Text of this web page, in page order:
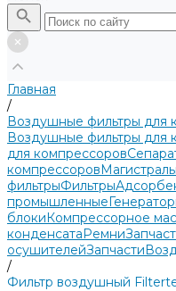
Главная
/
Воздушные фильтры для
Воздушные фильтры для
для компрессоров
компрессоров
фильтрыФильтры
промышленные
блокиКомпрессорное
конденсатаРемни
осушителейЗапчасти
/
Фильтр воздушный